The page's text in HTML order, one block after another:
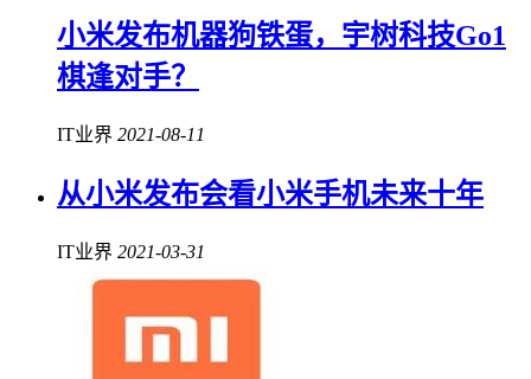
小米发布机器狗铁蛋，宇树科技Go1
棋逢对手？
IT业界 2021-08-11
从小米发布会看小米手机未来十年
IT业界 2021-03-31